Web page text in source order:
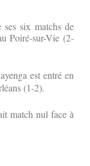
ses six matchs de
Poiré-sur-Vie (2-
est entré en
(1-2).
match nul face à